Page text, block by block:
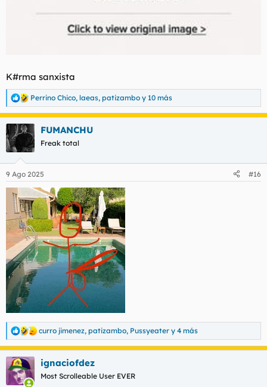
K#rma sanxista
R
e
a
c
i
e
s
Perrino Chico, laeas, patizambo y 10 más
FUMANCHU
Freak total
9 Ago 2025 #16
R
e
a
c
c
i
curro jimenez, patizambo, Pussyeater y 4 más
ignaciofdez
Most Scrolleable User EVER